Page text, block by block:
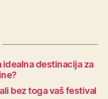
idealna destinacija za
bez toga vaš festival